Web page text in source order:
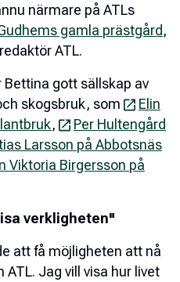
närmare på ATLs
gamla prästgård,
ATL.
Bettina gott sällskap av
skogsbruk, som
Elin
,
Per Hultengård
Larsson på Abbotsnäs
Viktoria Birgersson på
verkligheten"
att få möjligheten att nå
Jag vill visa hur livet